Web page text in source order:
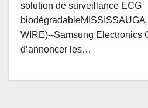
solution de surveillance ECG
WIRE)--Samsung Electronics
d’annoncer les…